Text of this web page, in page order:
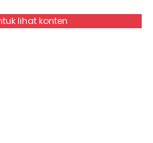
lihat konten